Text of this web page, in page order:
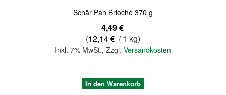
Schär Pan Brioché 370 g
4,49 €
(12,14 € / 1 kg)
Inkl. 7% MwSt., Zzgl. Versandkosten
In den Warenkorb